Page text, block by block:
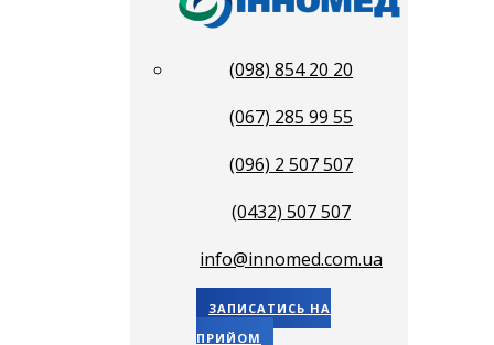
(098) 854 20 20
(067) 285 99 55
(096) 2 507 507
(0432) 507 507
info@innomed.com.ua
ЗАПИСАТИСЬ НА
ПРИЙОМ